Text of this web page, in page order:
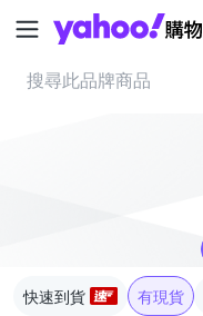
快速到貨 有現貨